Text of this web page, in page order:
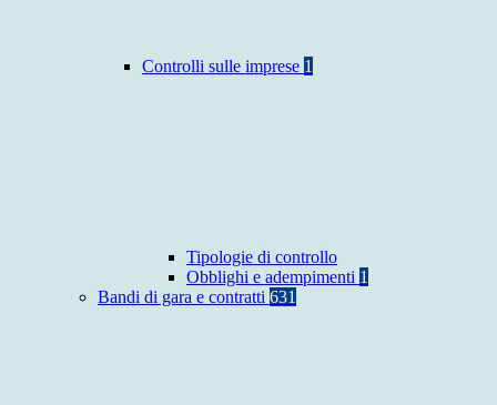
Controlli sulle imprese 1
Tipologie di controllo
Obblighi e adempimenti 1
Bandi di gara e contratti 631